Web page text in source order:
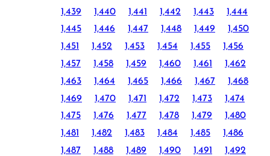
1,439
1,440 1,441 1,442 1,443
1,444
1,445
1,446 1,447 1,448 1,449
1,450
1,451
1,452 1,453 1,454 1,455
1,456
1,457
1,458 1,459 1,460 1,461
1,462
1,463
1,464 1,465 1,466 1,467
1,468
1,469
1,470 1,471 1,472 1,473
1,474
1,475
1,476 1,477 1,478 1,479
1,480
1,481
1,482 1,483 1,484 1,485
1,486
1,487
1,488 1,489 1,490 1,491
1,492